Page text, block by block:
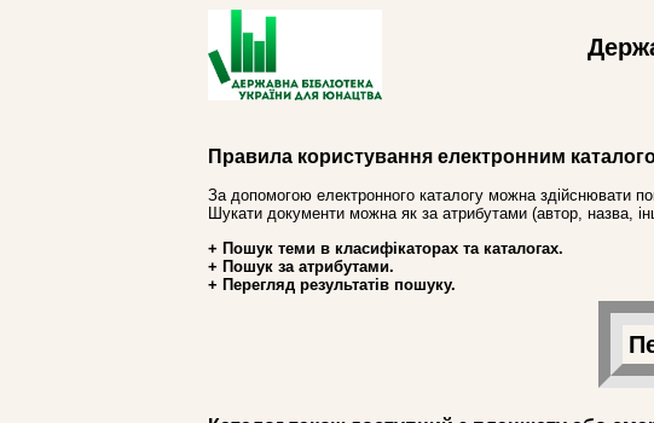
Правила користування електронним
За допомогою електронного каталогу можна здійснювати
Шукати документи можна як за атрибутами (автор, назва,
+ Пошук теми в класифікаторах та каталогах.
+ Пошук за атрибутами.
+ Перегляд результатів пошуку.